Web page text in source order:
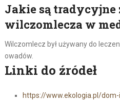
Jakie są tradycyjne
wilczomlecza w
Wilczomlecz był używany do
owadów.
Linki do źródeł
https://www.ekologia.pl/